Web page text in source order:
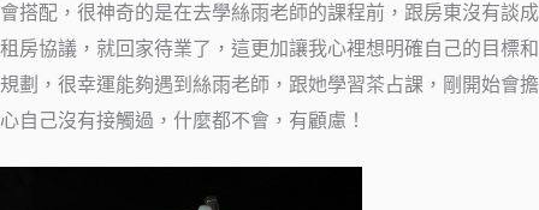
會搭配，很神奇的是在去學絲雨老師的課程前，跟房東沒有談成
租房協議，就回家待業了，這更加讓我心裡想明確自己的目標和
規劃，很幸運能夠遇到絲雨老師，跟她學習茶占課，剛開始會擔
心自己沒有接觸過，什麼都不會，有顧慮！